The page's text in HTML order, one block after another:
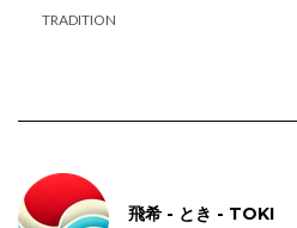
TRADITION
飛希 - とき - TOKI